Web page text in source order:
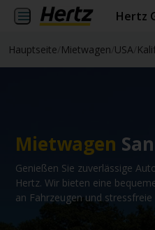
Hertz
Hauptseite Mietwagen USA
Mietwagen
Genießen Sie zuverlässige
Hertz. Wir bieten eine
an Fahrzeugen und stressfreie